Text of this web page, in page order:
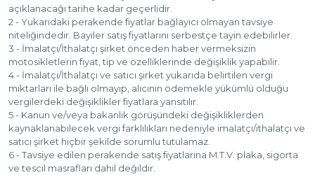
açıklanacağı tarihe kadar geçerlidir.
2 - Yukarıdaki perakende fiyatlar bağlayıcı olmayan tavsiye
niteliğindedir. Bayiler satış fiyatlarını serbestçe tayin edebilirler.
3 - İmalatçı/İthalatçı şirket önceden haber vermeksizin
motosikletlerin fiyat, tip ve özelliklerinde değişiklik yapabilir.
4 - İmalatçı/İthalatçı ve satıcı şirket yukarıda belirtilen vergi
miktarları ile bağlı olmayıp, alıcının ödemekle yükümlü olduğu
vergilerdeki değişiklikler fiyatlara yansıtılır.
5 - Kanun ve/veya bakanlık görüşündeki değişikliklerden
kaynaklanabilecek vergi farklılıkları nedeniyle imalatçı/ithalatçı ve
satıcı şirket hiçbir şekilde sorumlu tutulamaz.
6 - Tavsiye edilen perakende satış fiyatlarına M.T.V. plaka, sigorta
ve tescil masrafları dahil değildir.